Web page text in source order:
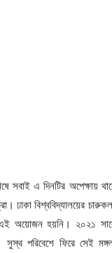
সবাই এ দিনটির অপেক্ষায়
ঢাকা বিশ্ববিদ্যালয়ের
অয়োজন হয়নি। ২০২১
পরিবেশে ফিরে সেই